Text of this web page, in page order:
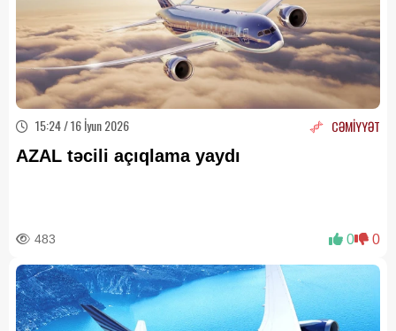
15:24 / 16 İyun 2026 CƏMİYYƏT
AZAL təcili açıqlama yaydı
483 0 0